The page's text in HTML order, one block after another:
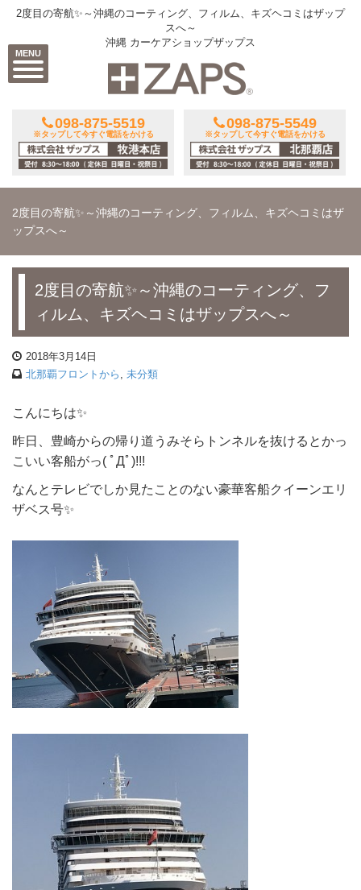
MENU
2度目の寄航✨～沖縄のコーティング、フィルム、キズヘコミはザップ
スへ～
沖縄 カーケアショップザップス
098-875-5519
※タップして今すぐ電話をかける
098-875-5549
※タップして今すぐ電話をかける
2度目の寄航✨～沖縄のコーティング、フィルム、キズヘコミはザ
ップスへ～
2度目の寄航✨～沖縄のコーティング、フ
ィルム、キズヘコミはザップスへ～
2018年3月14日
北那覇フロントから
未分類
こんにちは✨
昨日、豊崎からの帰り道うみそらトンネルを抜けるとかっ
こいい客船がっ( ﾟДﾟ)!!!
なんとテレビでしか見たことのない豪華客船クイーンエリ
ザベス号✨